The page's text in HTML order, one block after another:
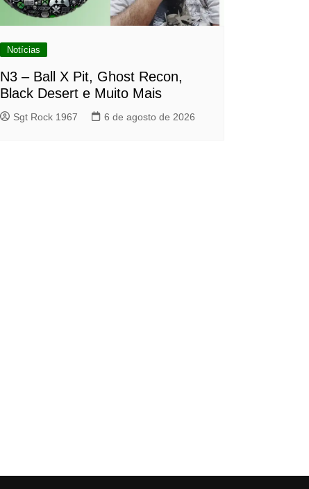
Notícias
N3 – Ball X Pit, Ghost Recon,
Black Desert e Muito Mais
Sgt Rock 1967 6 de agosto de 2026